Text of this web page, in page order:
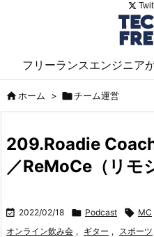
フリーランスエンジニア
ホーム > チーム運営
209.Roadie
／ReMoCe（リモ
 2022/02/18  Podcast  MC
オンライン飲み会 , ギター , スポーツ